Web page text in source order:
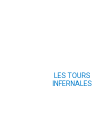
LES TOURS
INFERNALES